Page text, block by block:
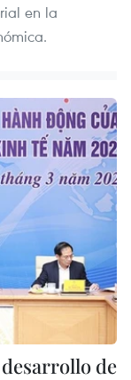
en la
de